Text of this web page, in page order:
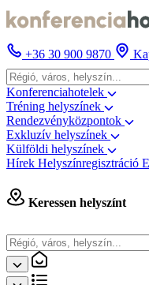
+36 30 900 9870
Konferenciahotelek
Tréning helyszínek
Rendezvényközpontok
Exkluzív helyszínek
Külföldi helyszínek
Hírek Helyszínregisztráció
Keressen helyszínt